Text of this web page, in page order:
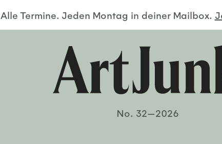
Alle Termine. Jeden Montag in deiner Mailbox.
No. 32—2026